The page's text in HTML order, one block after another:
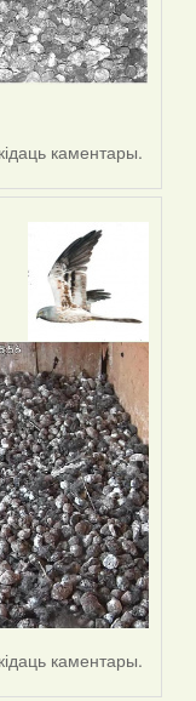
каментары.
каментары.